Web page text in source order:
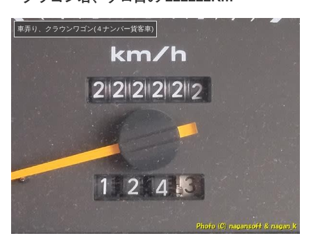
車弄り、クラウンワゴン(４ナンバー貨客車)